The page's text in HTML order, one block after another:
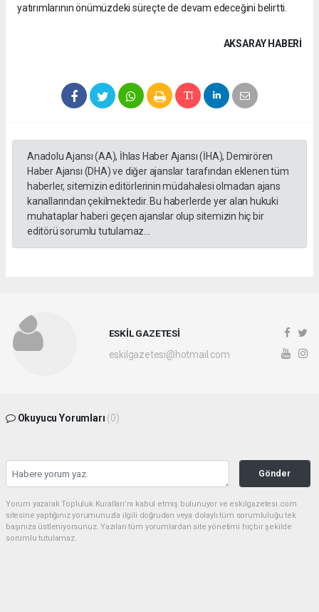
yatırımlarının önümüzdeki süreçte de devam edeceğini belirtti.
AKSARAY HABERİ
Anadolu Ajansı (AA), İhlas Haber Ajansı (İHA), Demirören
Haber Ajansı (DHA) ve diğer ajanslar tarafından eklenen tüm
haberler, sitemizin editörlerinin müdahalesi olmadan ajans
kanallarından çekilmektedir. Bu haberlerde yer alan hukuki
muhataplar haberi geçen ajanslar olup sitemizin hiç bir
editörü sorumlu tutulamaz...
ESKİL GAZETESİ
eskilgazetesi@hotmail.com
Okuyucu Yorumları (0)
Gönder
Yorum yazarak Topluluk Kuralları’nı kabul etmiş bulunuyor ve eskilgazetesi.com
sitesine yaptığınız yorumunuzla ilgili doğrudan veya dolaylı tüm sorumluluğu tek
başınıza üstleniyorsunuz. Yazılan tüm yorumlardan site yönetimi hiçbir şekilde
sorumlu tutulamaz.